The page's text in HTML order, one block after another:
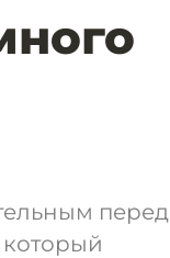
перед